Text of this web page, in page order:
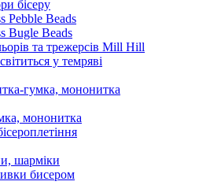
бісеру
Pebble Beads
Bugle Beads
та трежерсів Mill Hill
у темряві
гумка, мононитка
мононитка
шарміки
бисером